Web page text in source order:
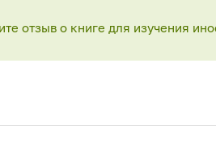
отзыв о книге для изучения